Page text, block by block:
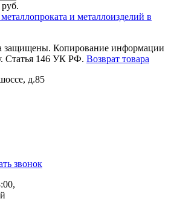
руб.
защищены. Копирование информации
Статья 146 УК РФ. Возврат товара
д.85
звонок
,